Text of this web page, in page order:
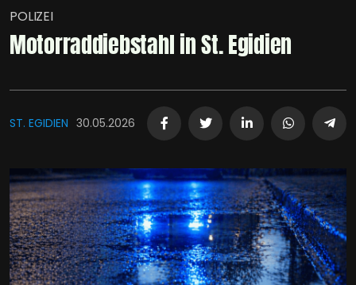
POLIZEI
Motorraddiebstahl in St. Egidien
ST. EGIDIEN 30.05.2026